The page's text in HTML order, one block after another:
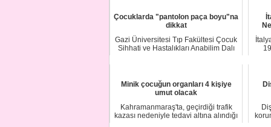
Çocuklarda "pantolon paça boyu"na
dikkat
Gazi Üniversitesi Tıp Fakültesi Çocuk
Sihhati ve Hastalıkları Anabilim Dalı
Minik çocuğun organları 4 kişiye
umut olacak
Kahramanmaraş'ta, geçirdiği trafik
kazası nedeniyle tedavi altına alındığı